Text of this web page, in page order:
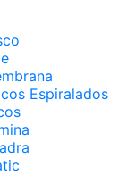
Espiralados